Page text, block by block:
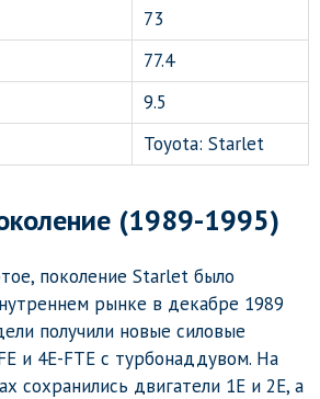
73
77.4
9.5
Toyota: Starlet
(1989-1995)
поколение Starlet было
рынке в декабре 1989
получили новые силовые
и 4E-FTE с турбонаддувом. На
сохранились двигатели 1E и 2E, а